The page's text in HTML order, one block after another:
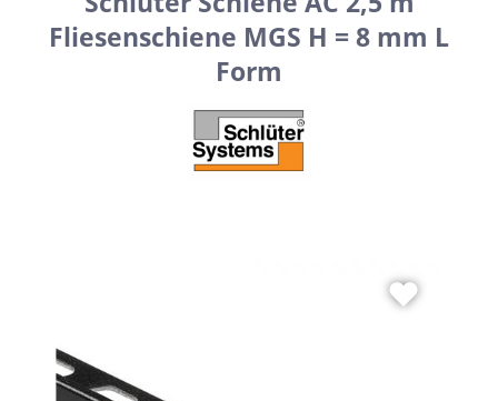
Fliesenschiene MGS H = 8 mm L
Form